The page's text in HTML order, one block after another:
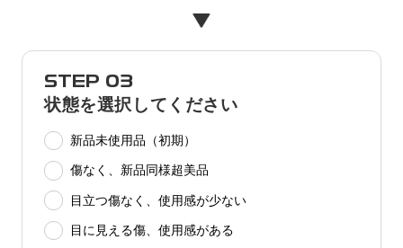
STEP 03
状態を選択してください
新品未使用品（初期）
傷なく、新品同様超美品
目立つ傷なく、使用感が少ない
目に見える傷、使用感がある